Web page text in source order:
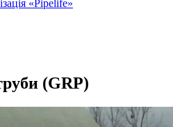
«Pipelife»
(GRP)